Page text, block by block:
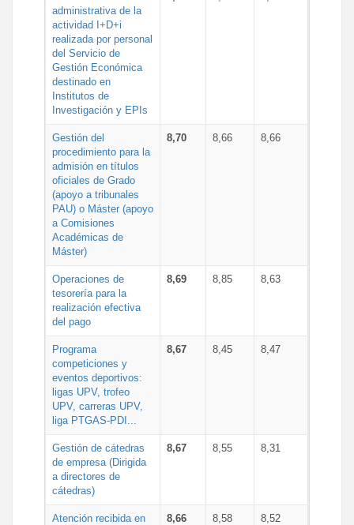
administrativa de la
actividad I+D+i
realizada por personal
del Servicio de
Gestión Económica
destinado en
Institutos de
Investigación y EPIs
Gestión del
procedimiento para la
admisión en títulos
oficiales de Grado
(apoyo a tribunales
PAU) o Máster (apoyo
a Comisiones
Académicas de
Máster)
8,70 8,66 8,66
Operaciones de
tesorería para la
realización efectiva
del pago
8,69 8,85 8,63
Programa
competiciones y
eventos deportivos:
ligas UPV, trofeo
UPV, carreras UPV,
liga PTGAS-PDI...
8,67 8,45 8,47
Gestión de cátedras
de empresa (Dirigida
a directores de
cátedras)
8,67 8,55 8,31
Atención recibida en
8,66 8,58 8,52